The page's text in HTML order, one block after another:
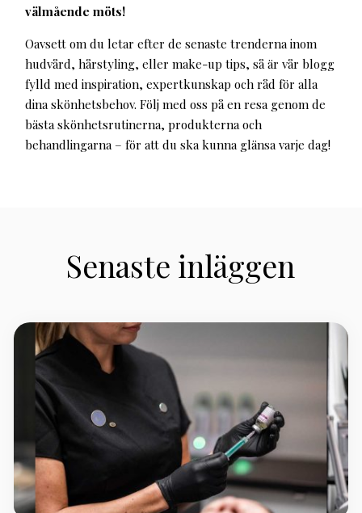
välmående möts!
Oavsett om du letar efter de senaste trenderna inom
hudvård, hårstyling, eller make-up tips, så är vår blogg
fylld med inspiration, expertkunskap och råd för alla
dina skönhetsbehov. Följ med oss på en resa genom de
bästa skönhetsrutinerna, produkterna och
behandlingarna – för att du ska kunna glänsa varje dag!
Senaste inläggen